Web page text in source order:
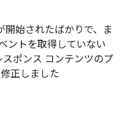
開始されたばかりで、ま
ントを取得していない
ポンス コンテンツのプ
正しました